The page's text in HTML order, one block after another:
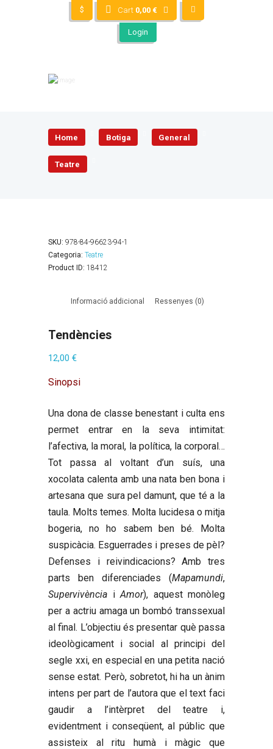
$ Cart 0,00 €
Login
Home Botiga General
Teatre
SKU: 978-84-96623-94-1
Categoria: Teatre
Product ID: 18412
Informació addicional Ressenyes (0)
Tendències
12,00 €
Sinopsi
Una dona de classe benestant i culta ens
permet entrar en la seva intimitat:
l’afectiva, la moral, la política, la corporal…
Tot passa al voltant d’un suís, una
xocolata calenta amb una nata ben bona i
artesana que sura pel damunt, que té a la
taula. Molts temes. Molta lucidesa o mitja
bogeria, no ho sabem ben bé. Molta
suspicàcia. Esguerrades i preses de pèl?
Defenses i reivindicacions? Amb tres
parts ben diferenciades (Mapamundi,
Supervivència iAmor), aquest monòleg
per a actriu amaga un bombó transsexual
al final. L’objectiu és presentar què passa
ideològicament i social al principi del
segle xxi, en especial en una petita nació
sense estat. Però, sobretot, hi ha un ànim
intens per part de l’autora que el text faci
gaudir a l’intèrpret del teatre i,
evidentment i conseqüent, al públic que
assisteix al ritu humà i màgic que